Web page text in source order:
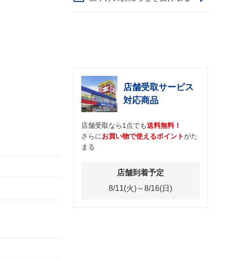
店舗受取サービス
対応商品
店舗受取なら1点でも送料無料！
さらにお買い物で使えるポイントがた
まる
店舗到着予定
8/11(火)～8/16(日)